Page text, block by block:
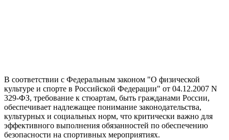
В соответствии с Федеральным законом "О физической
культуре и спорте в Российской Федерации" от 04.12.2007 N
329-ФЗ, требование к стюартам, быть гражданами России,
обеспечивает надлежащее понимание законодательства,
культурных и социальных норм, что критически важно для
эффективного выполнения обязанностей по обеспечению
безопасности на спортивных мероприятиях.